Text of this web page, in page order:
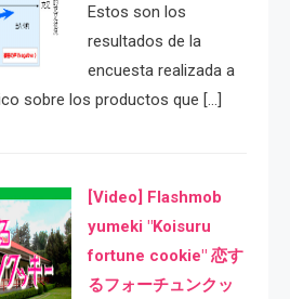
Estos son los
resultados de la
encuesta realizada a
sobre los productos que […]
[Video] Flashmob
yumeki "Koisuru
fortune cookie" 恋す
るフォーチュンクッ